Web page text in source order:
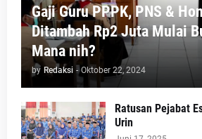
Gaji Guru PPPK, PNS &
Ditambah Rp2 Juta Mulai
Mana nih?
by Redaksi - Oktober 22, 2024
Ratusan Pejabat
Urin